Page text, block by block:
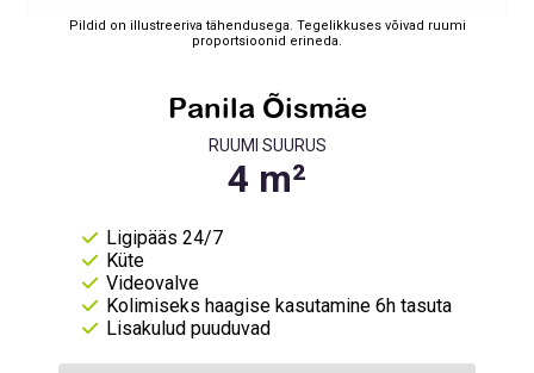
Pildid on illustreeriva tähendusega. Tegelikkuses võivad ruumi
proportsioonid erineda.
Panila Õismäe
RUUMI SUURUS
Ligipääs 24/7
Küte
Videovalve
Kolimiseks haagise kasutamine 6h tasuta
Lisakulud puuduvad